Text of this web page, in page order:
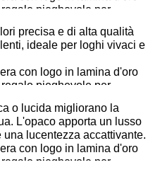
precisa e di alta qualità
ideale per loghi vivaci e
o lucida migliorano la
L'opaco apporta un lusso
lucentezza accattivante.